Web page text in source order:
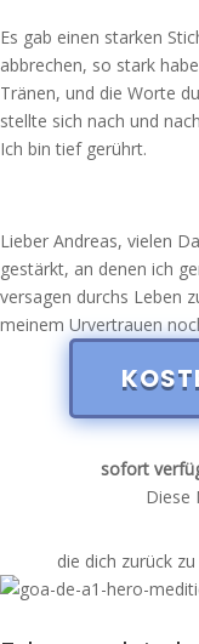
Es gab einen starken
abbrechen, so stark
Tränen, und die Worte
stellte sich nach und
Ich bin tiefgerührt.
Lieber Andreas, vielen
gestärkt, an denen ich
versagen durchs Leben
meinem Urvertrauen
sofort
Diese
die dich zurück